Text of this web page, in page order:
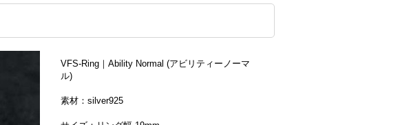
VFS-Ring｜Ability Normal (アビリティーノーマ
ル)
素材：silver925